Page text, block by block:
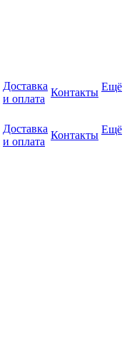
Доставка
и оплата
Контакты Ещё
Доставка
и оплата
Контакты Ещё